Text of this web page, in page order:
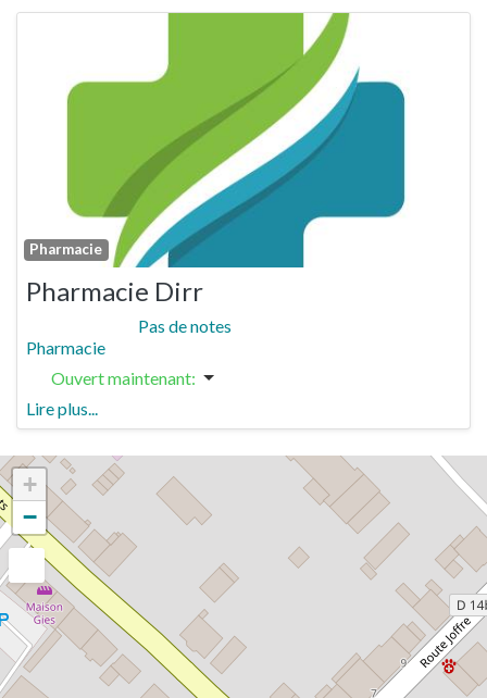
Pharmacie
Pharmacie Dirr
Pas de notes
Pharmacie
Ouvert maintenant:
Lire plus...
+
−